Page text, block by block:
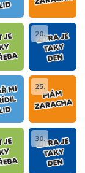
20.
25.
30.